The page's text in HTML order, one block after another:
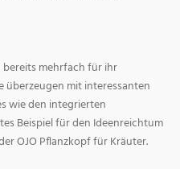
bereits mehrfach für ihr
überzeugen mit interessanten
wie den integrierten
Beispiel für den Ideenreichtum
OJO Pflanzkopf für Kräuter.